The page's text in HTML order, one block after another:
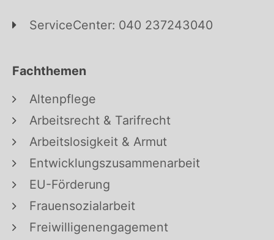
ServiceCenter: 040 237243040
Fachthemen
Altenpflege
Arbeitsrecht & Tarifrecht
Arbeitslosigkeit & Armut
Entwicklungszusammenarbeit
EU-Förderung
Frauensozialarbeit
Freiwilligenengagement